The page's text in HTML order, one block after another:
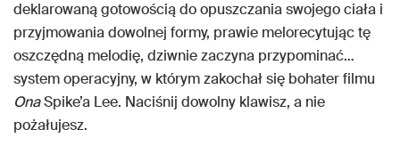
deklarowaną gotowością do opuszczania swojego ciała i
przyjmowania dowolnej formy, prawie melorecytując tę
oszczędną melodię, dziwnie zaczyna przypominać…
system operacyjny, w którym zakochał się bohater filmu
OnaSpike’a Lee. Naciśnij dowolny klawisz, a nie
pożałujesz.